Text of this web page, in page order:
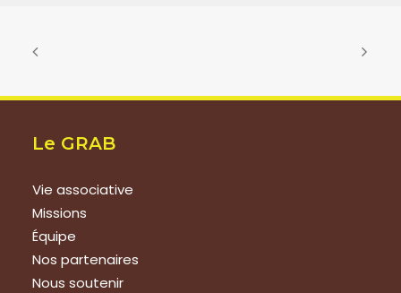
Le GRAB
Vie associative
Missions
Équipe
Nos partenaires
Nous soutenir